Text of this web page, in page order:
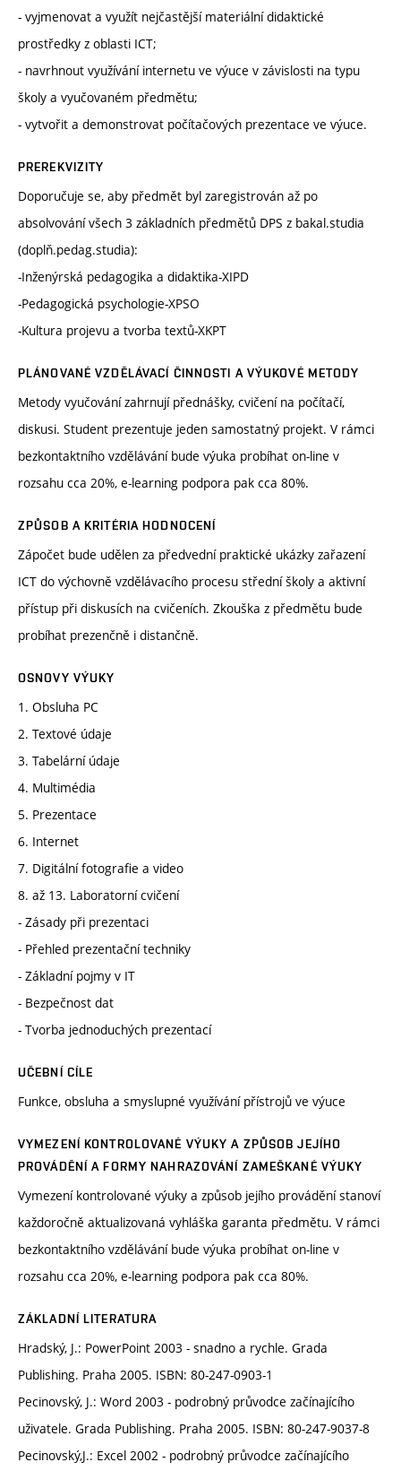
- vyjmenovat a využít nejčastější materiální didaktické
prostředky z oblasti ICT;
- navrhnout využívání internetu ve výuce v závislosti na typu
školy a vyučovaném předmětu;
- vytvořit a demonstrovat počítačových prezentace ve výuce.
PREREKVIZITY
Doporučuje se, aby předmět byl zaregistrován až po
absolvování všech 3 základních předmětů DPS z bakal.studia
(doplň.pedag.studia):
-Inženýrská pedagogika a didaktika-XIPD
-Pedagogická psychologie-XPSO
-Kultura projevu a tvorba textů-XKPT
PLÁNOVANÉ VZDĚLÁVACÍ ČINNOSTI A VÝUKOVÉ METODY
Metody vyučování zahrnují přednášky, cvičení na počítačí,
diskusi. Student prezentuje jeden samostatný projekt. V rámci
bezkontaktního vzdělávání bude výuka probíhat on-line v
rozsahu cca 20%, e-learning podpora pak cca 80%.
ZPŮSOB A KRITÉRIA HODNOCENÍ
Zápočet bude udělen za předvední praktické ukázky zařazení
ICT do výchovně vzdělávacího procesu střední školy a aktivní
přístup při diskusích na cvičeních. Zkouška z předmětu bude
probíhat prezenčně i distančně.
OSNOVY VÝUKY
1. Obsluha PC
2. Textové údaje
3. Tabelární údaje
4. Multimédia
5. Prezentace
6. Internet
7. Digitální fotografie a video
8. až 13. Laboratorní cvičení
- Zásady při prezentaci
- Přehled prezentační techniky
- Základní pojmy v IT
- Bezpečnost dat
- Tvorba jednoduchých prezentací
UČEBNÍ CÍLE
Funkce, obsluha a smyslupné využívání přístrojů ve výuce
VYMEZENÍ KONTROLOVANÉ VÝUKY A ZPŮSOB JEJÍHO
PROVÁDĚNÍ A FORMY NAHRAZOVÁNÍ ZAMEŠKANÉ VÝUKY
Vymezení kontrolované výuky a způsob jejího provádění stanoví
každoročně aktualizovaná vyhláška garanta předmětu. V rámci
bezkontaktního vzdělávání bude výuka probíhat on-line v
rozsahu cca 20%, e-learning podpora pak cca 80%.
ZÁKLADNÍ LITERATURA
Hradský, J.: PowerPoint 2003 - snadno a rychle. Grada
Publishing. Praha 2005. ISBN: 80-247-0903-1
Pecinovský, J.: Word 2003 - podrobný průvodce začínajícího
uživatele. Grada Publishing. Praha 2005. ISBN: 80-247-9037-8
Pecinovský,J.: Excel 2002 - podrobný průvodce začínajícího